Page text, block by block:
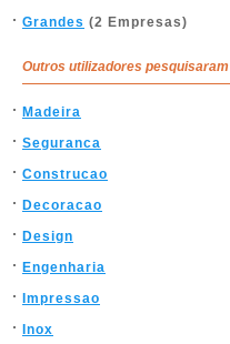
Grandes (2 Empresas)
Outros utilizadores pesquisaram
Madeira
Seguranca
Construcao
Decoracao
Design
Engenharia
Impressao
Inox